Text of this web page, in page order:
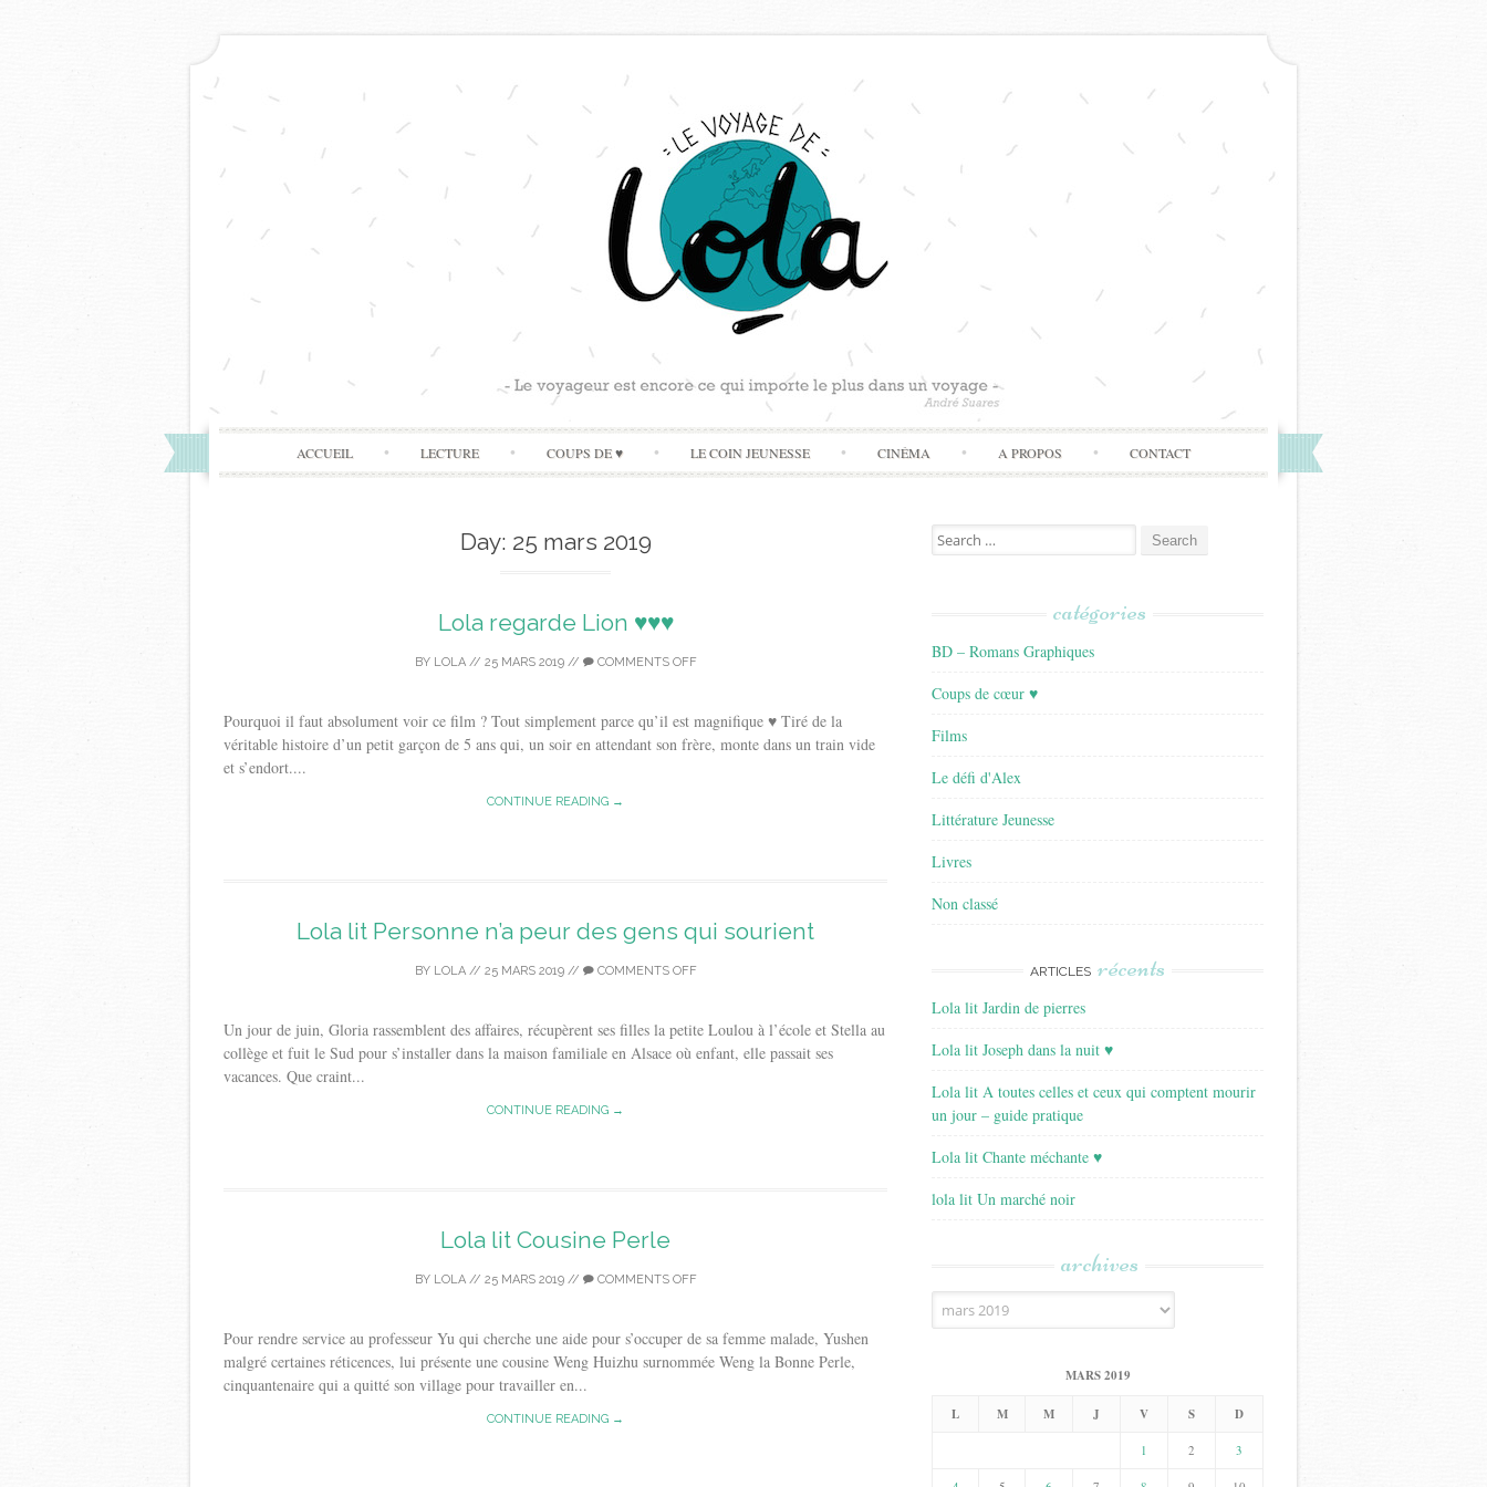
Skip
to
ACCUEIL LECTURE COUPS DE ♥ LE COIN JEUNESSE CINÉMA A PROPOS CONTACT
Day: 25 mars 2019
Lola regarde Lion ♥♥♥
BY LOLA// 25 MARS 2019// COMMENTS OFF
Pourquoi il faut absolument voir ce film ? Tout simplement parce qu’il est magnifique ♥ Tiré de la
véritable histoire d’un petit garçon de 5 ans qui, un soir en attendant son frère, monte dans un train vide
et s’endort....
CONTINUE READING →
Lola lit Personne n’a peur des gens qui sourient
BY LOLA// 25 MARS 2019// COMMENTS OFF
Un jour de juin, Gloria rassemblent des affaires, récupèrent ses filles la petite Loulou à l’école et Stella au
collège et fuit le Sud pour s’installer dans la maison familiale en Alsace où enfant, elle passait ses
vacances. Que craint...
CONTINUE READING →
Lola lit Cousine Perle
BY LOLA// 25 MARS 2019// COMMENTS OFF
Pour rendre service au professeur Yu qui cherche une aide pour s’occuper de sa femme malade, Yushen
malgré certaines réticences, lui présente une cousine Weng Huizhu surnommée Weng la Bonne Perle,
cinquantenaire qui a quitté son village pour travailler en...
CONTINUE READING →
Search
for:
catégories
BD – Romans Graphiques
Coups de cœur ♥
Films
Le défi d'Alex
Littérature Jeunesse
Livres
Non classé
ARTICLES récents
Lola lit Jardin de pierres
Lola lit Joseph dans la nuit ♥
Lola lit A toutes celles et ceux qui comptent mourir
un jour – guide pratique
Lola lit Chante méchante ♥
lola lit Un marché noir
archives
Archives
MARS 2019
L M M J V S D
1 2 3